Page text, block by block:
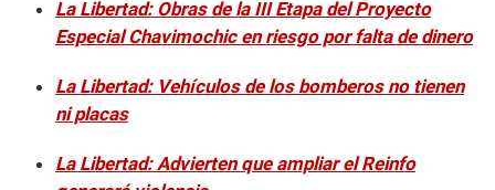
La Libertad: Obras de la III Etapa del Proyecto
Especial Chavimochic en riesgo por falta de dinero
La Libertad: Vehículos de los bomberos no tienen
ni placas
La Libertad: Advierten que ampliar el Reinfo